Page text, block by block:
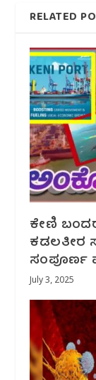
RELATED
ಕೇಣಿ
ಕಡಲತೀರ
ಸಂಪೂರ್ಣ
July 3, 2025